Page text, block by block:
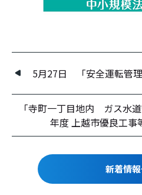
5月27日 「安全運転管理
「寺町一丁目地内 ガス水
年度 上越市優良工事
新着情